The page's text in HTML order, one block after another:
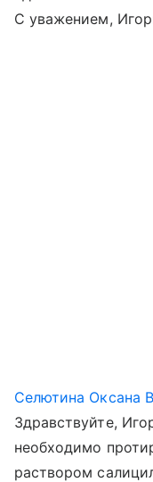
С уважением,
Селютина Оксана
Здравствуйте,
необходимо
раствором